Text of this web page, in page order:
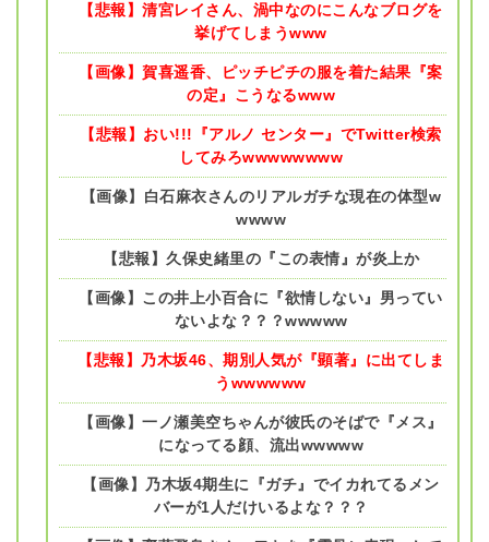
【悲報】清宮レイさん、渦中なのにこんなブログを
挙げてしまうwww
【画像】賀喜遥香、ピッチピチの服を着た結果『案
の定』こうなるwww
【悲報】おい!!!『アルノ センター』でTwitter検索
してみろwwwwwwww
【画像】白石麻衣さんのリアルガチな現在の体型w
wwww
【悲報】久保史緒里の『この表情』が炎上か
【画像】この井上小百合に『欲情しない』男ってい
ないよな？？？wwwww
【悲報】乃木坂46、期別人気が『顕著』に出てしま
うwwwwww
【画像】一ノ瀬美空ちゃんが彼氏のそばで『メス』
になってる顔、流出wwwww
【画像】乃木坂4期生に『ガチ』でイカれてるメン
バーが1人だけいるよな？？？